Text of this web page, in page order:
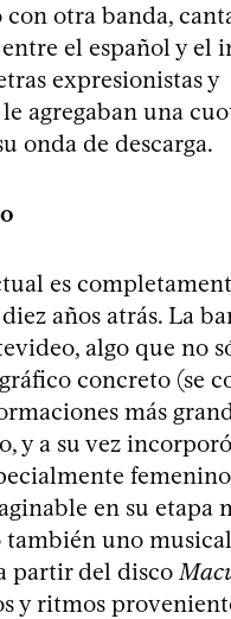
otra banda,
el español y el
expresionistas y
agregaban una
onda de descarga.
es
años atrás. La
algo que no
concreto (se
más
y a su vez
en su etapa
también uno
partir del disco
y ritmos